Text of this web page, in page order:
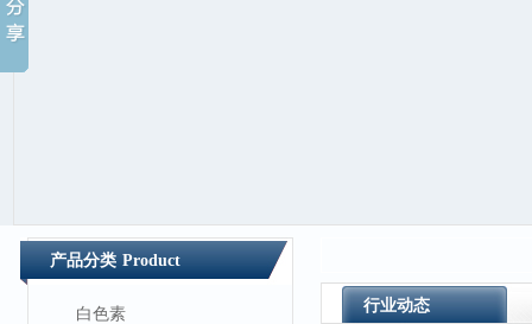
产品分类 Product
白色素 行业动态